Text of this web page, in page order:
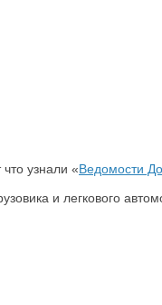
узнали «Ведомости
и легкового